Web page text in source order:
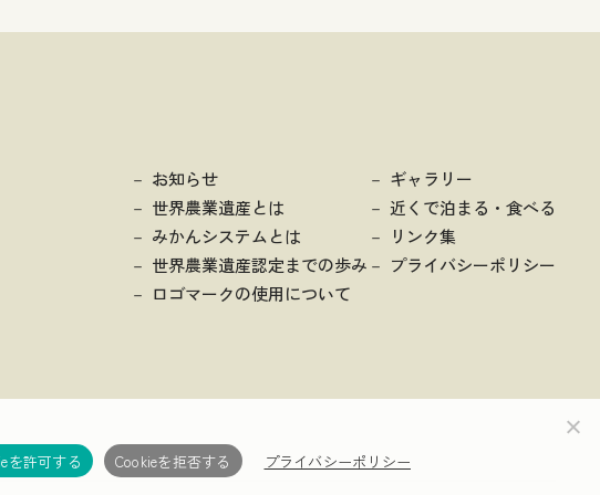
お知らせ
世界農業遺産とは
みかんシステムとは
世界農業遺産認定までの歩み
ロゴマークの使用について
ギャラリー
近くで泊まる・食べる
リンク集
プライバシーポリシー
を許可する Cookieを拒否する プライバシーポリシー